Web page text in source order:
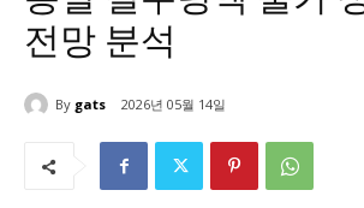
전망 분석
By gats 2026년 05월 14일